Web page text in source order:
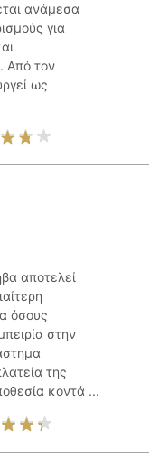
ανάμεσα
για
Από τον
ως
αποτελεί
όσους
στην
της
κοντά ...